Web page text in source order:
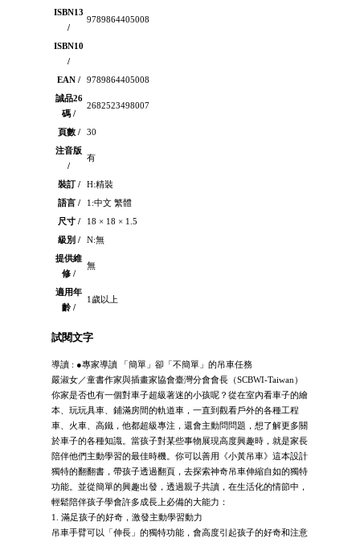
ISBN13
/
9789864405008
ISBN10
/
EAN /
9789864405008
誠品26
碼 /
2682523498007
頁數 /
30
注音版
/
有
裝訂 /
H:精裝
語言 /
1:中文 繁體
尺寸 /
18 × 18 × 1.5
級別 /
N:無
提供維
修 /
無
適用年
齡 /
1歲以上
試閱文字
導讀 : ●專家導讀 「簡單」卻「不簡單」的吊車任務
嚴淑女／童書作家與插畫家協會臺灣分會會長（SCBWI-Taiwan）
你家是否也有一個對車子超級著迷的小孩呢？從在室內看車子的繪
本、玩玩具車、鋪滿房間的軌道車，一直到觀看戶外的各種工程
車、火車、高鐵，他都超級專注，還會主動問問題，想了解更多關
於車子的各種知識。當孩子對某些事物展現高度興趣時，就是家長
陪伴他們主動學習的最佳時機。你可以善用《小黃吊車》這本設計
獨特的翻翻書，帶孩子透過翻頁，去探索神奇吊車伸縮自如的獨特
功能。並從簡單的興趣出發，透過親子共讀，在生活化的情節中，
輕鬆陪伴孩子學會許多成長上必備的大能力：
1. 滿足孩子的好奇，激發主動學習動力
吊車手臂可以「伸長」的獨特功能，會高度引起孩子的好奇和注意